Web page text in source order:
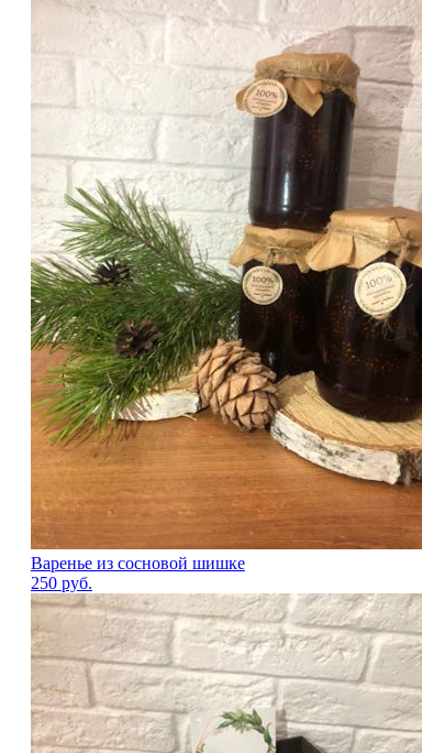
Варенье из сосновой шишке
250 руб.